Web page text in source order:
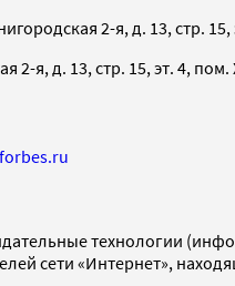
2-я, д. 13, стр. 15,
2-я, д. 13, стр. 15, эт. 4, пом.
технологии
сети «Интернет»,